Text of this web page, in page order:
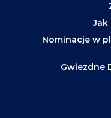
Jak
Nominacje w
Gwiezdne